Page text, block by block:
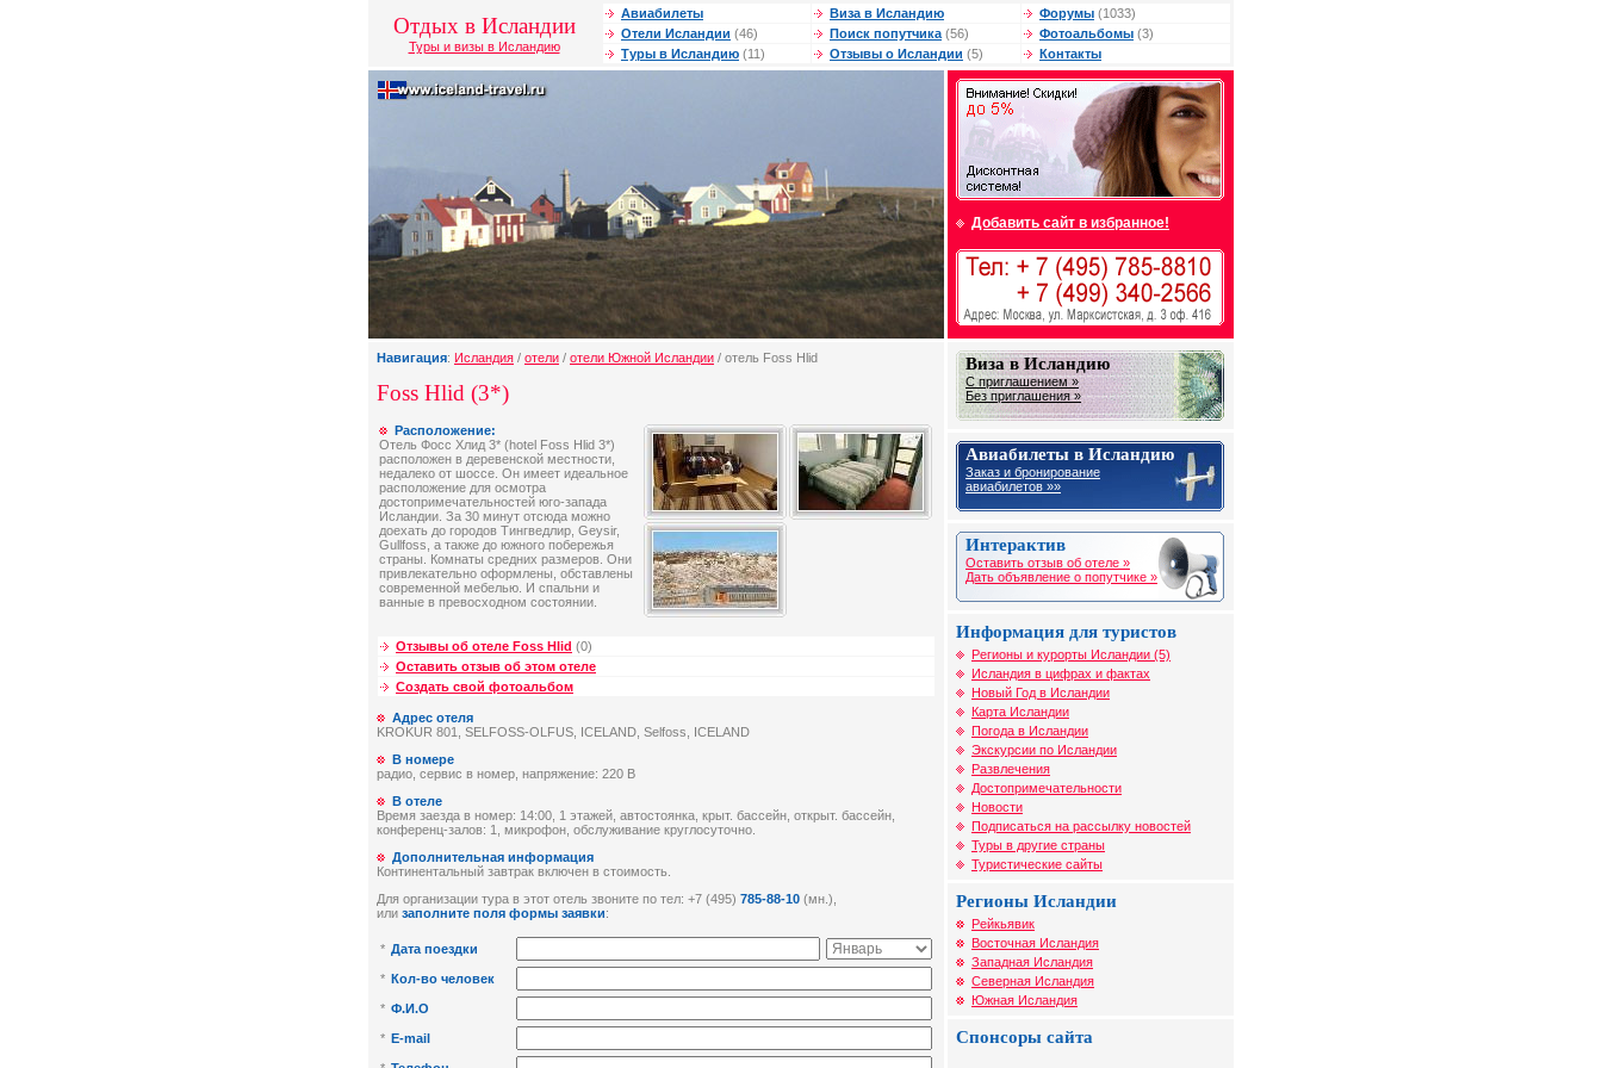
Отдых в Исландии
Туры и визы в Исландию
Авиабилеты Виза в Исландию Форумы (1033)
Отели Исландии (46) Поиск попутчика (56) Фотоальбомы (3)
Туры в Исландию (11) Отзывы о Исландии (5) Контакты
Добавить сайт в избранное!
Навигация: Исландия / отели / отели Южной Исландии / отель Foss Hlid
Foss Hlid (3*)
Расположение:
Отель Фосс Хлид 3* (hotel Foss Hlid 3*)
расположен в деревенской местности,
недалеко от шоссе. Он имеет идеальное
расположение для осмотра
достопримечательностей юго-запада
Исландии. За 30 минут отсюда можно
доехать до городов Тингведлир, Geysir,
Gullfoss, а также до южного побережья
страны. Комнаты средних размеров. Они
привлекательно оформлены, обставлены
современной мебелью. И спальни и
ванные в превосходном состоянии.
Отзывы об отеле Foss Hlid (0)
Оставить отзыв об этом отеле
Создать свой фотоальбом
Адрес отеля
KROKUR 801, SELFOSS-OLFUS, ICELAND, Selfoss, ICELAND
В номере
радио, сервис в номер, напряжение: 220 В
В отеле
Время заезда в номер: 14:00, 1 этажей, автостоянка, крыт. бассейн, открыт. бассейн,
конференц-залов: 1, микрофон, обслуживание круглосуточно.
Дополнительная информация
Континентальный завтрак включен в стоимость.
Для организации тура в этот отель звоните по тел: +7 (495) 785-88-10 (мн.),
или заполните поля формы заявки:
* Дата поездки
* Кол-во человек
* Ф.И.О
* E-mail
Виза в Исландию
С приглашением »
Без приглашения »
Авиабилеты в Исландию
Заказ и бронирование
авиабилетов »»
Интерактив
Оставить отзыв об отеле »
Дать объявление о попутчике »
Информация для туристов
Регионы и курорты Исландии (5)
Исландия в цифрах и фактах
Новый Год в Исландии
Карта Исландии
Погода в Исландии
Экскурсии по Исландии
Развлечения
Достопримечательности
Новости
Подписаться на рассылку новостей
Туры в другие страны
Туристические сайты
Регионы Исландии
Рейкьявик
Восточная Исландия
Западная Исландия
Северная Исландия
Южная Исландия
Спонсоры сайта